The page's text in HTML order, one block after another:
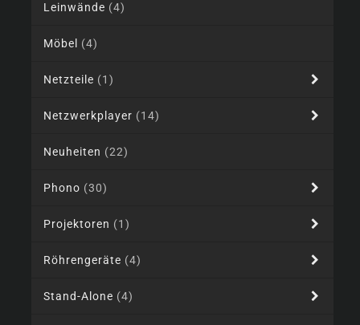
Leinwände (4)
Möbel (4)
Netzteile (1)
Netzwerkplayer (14)
Neuheiten (22)
Phono (30)
Projektoren (1)
Röhrengeräte (4)
Stand-Alone (4)